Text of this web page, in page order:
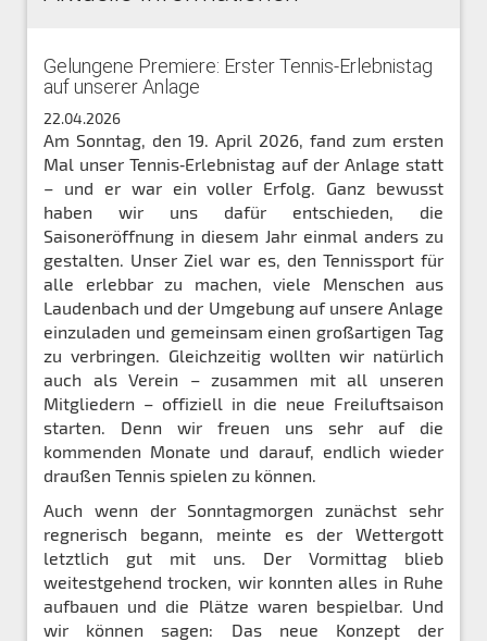
Gelungene Premiere: Erster Tennis‑Erlebnistag
auf unserer Anlage
22.04.2026
Am Sonntag, den 19. April 2026, fand zum ersten
Mal unser Tennis‑Erlebnistag auf der Anlage statt
– und er war ein voller Erfolg. Ganz bewusst
haben wir uns dafür entschieden, die
Saisoneröffnung in diesem Jahr einmal anders zu
gestalten. Unser Ziel war es, den Tennissport für
alle erlebbar zu machen, viele Menschen aus
Laudenbach und der Umgebung auf unsere Anlage
einzuladen und gemeinsam einen großartigen Tag
zu verbringen. Gleichzeitig wollten wir natürlich
auch als Verein – zusammen mit all unseren
Mitgliedern – offiziell in die neue Freiluftsaison
starten. Denn wir freuen uns sehr auf die
kommenden Monate und darauf, endlich wieder
draußen Tennis spielen zu können.
Auch wenn der Sonntagmorgen zunächst sehr
regnerisch begann, meinte es der Wettergott
letztlich gut mit uns. Der Vormittag blieb
weitestgehend trocken, wir konnten alles in Ruhe
aufbauen und die Plätze waren bespielbar. Und
wir können sagen: Das neue Konzept der